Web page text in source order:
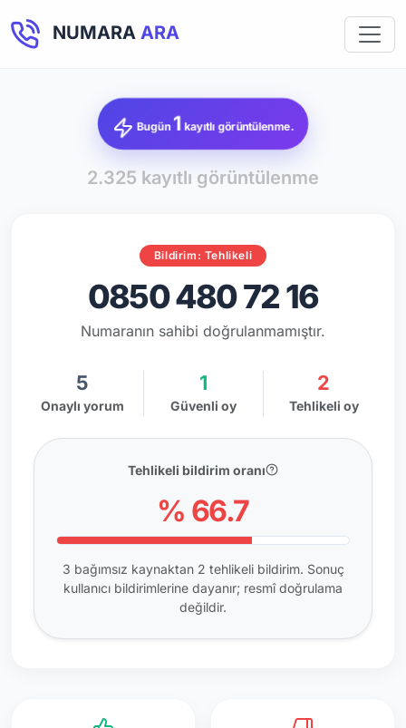
NUMARA ARA
Bugün 1 kayıtlı görüntülenme.
2.325 kayıtlı görüntülenme
Bildirim: Tehlikeli
0850 480 72 16
Numaranın sahibi doğrulanmamıştır.
5
Onaylı yorum
1
Güvenli oy
2
Tehlikeli oy
Tehlikeli bildirim oranı
% 66.7
3 bağımsız kaynaktan 2 tehlikeli bildirim. Sonuç
kullanıcı bildirimlerine dayanır; resmî doğrulama
değildir.